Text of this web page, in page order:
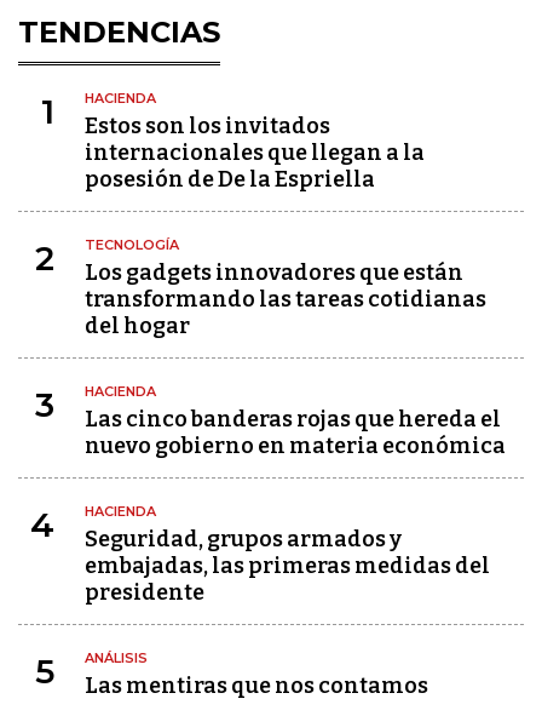
TENDENCIAS
1 HACIENDA
Estos son los invitados
internacionales que llegan a la
posesión de De la Espriella
2 TECNOLOGÍA
Los gadgets innovadores que están
transformando las tareas cotidianas
del hogar
3 HACIENDA
Las cinco banderas rojas que hereda el
nuevo gobierno en materia económica
4 HACIENDA
Seguridad, grupos armados y
embajadas, las primeras medidas del
presidente
5 ANÁLISIS
Las mentiras que nos contamos